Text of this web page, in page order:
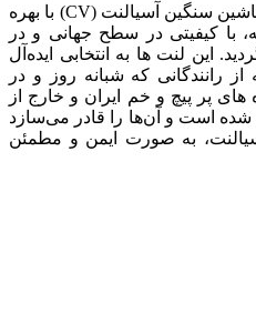
لنت ترمز های دیسکی و هلالی ماشین سنگین آسیالنت (CV) با بهره
با کیفیتی در سطح جهانی و در
این لنت ها به انتخابی ایده‌آل
رانندگانی که شبانه روز و در
پر پیچ و خم ایران و خارج از
است و آن‌ها را قادر می‌سازد
به صورت ایمن و مطمئن